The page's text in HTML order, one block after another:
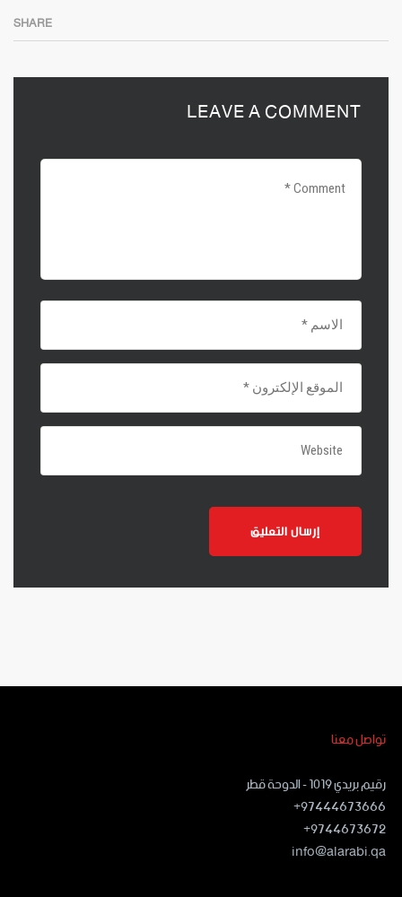
SHARE
LEAVE A COMMENT
تواصل معنا
رقيم بريدي ١٠١٩ - الدوحة قطر
97444673666+
9744673672+
info@alarabi.qa